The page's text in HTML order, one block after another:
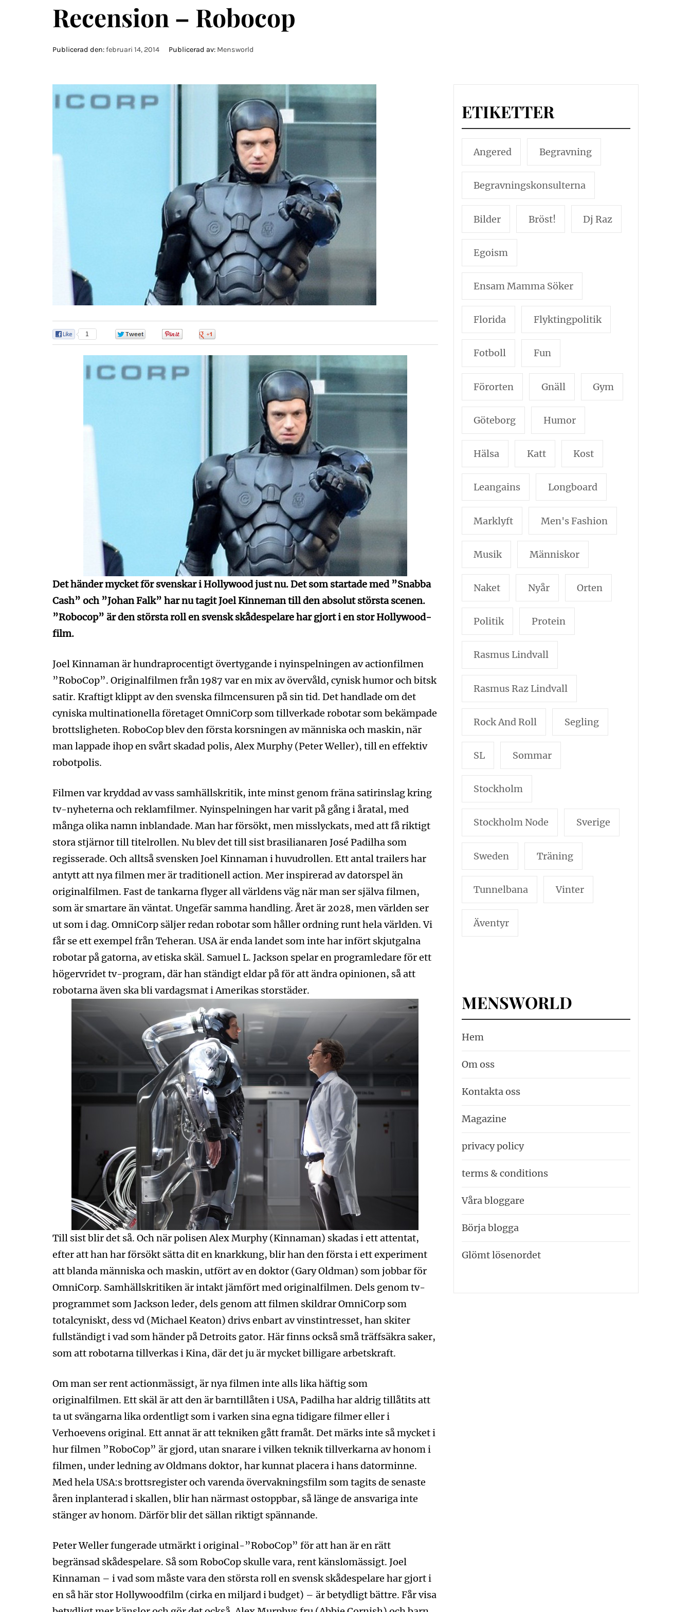
Recension – Robocop
Publicerad den:februari 14, 2014 Publicerad av: Mensworld
1
Det händer mycket för svenskar i Hollywood just nu. Det som startade med ”Snabba
Cash” och ”Johan Falk” har nu tagit Joel Kinneman till den absolut största scenen.
”Robocop” är den största roll en svensk skådespelare har gjort i en stor Hollywood-
film.
Joel Kinnaman är hundraprocentigt övertygande i nyinspelningen av actionfilmen
”RoboCop”. Originalfilmen från 1987 var en mix av övervåld, cynisk humor och bitsk
satir. Kraftigt klippt av den svenska filmcensuren på sin tid. Det handlade om det
cyniska multinationella företaget OmniCorp som tillverkade robotar som bekämpade
brottsligheten. RoboCop blev den första korsningen av människa och maskin, när
man lappade ihop en svårt skadad polis, Alex Murphy (Peter Weller), till en effektiv
robotpolis.
Filmen var kryddad av vass samhällskritik, inte minst genom fräna satirinslag kring
tv-nyheterna och reklamfilmer. Nyinspelningen har varit på gång i åratal, med
många olika namn inblandade. Man har försökt, men misslyckats, med att få riktigt
stora stjärnor till titelrollen. Nu blev det till sist brasilianaren José Padilha som
regisserade. Och alltså svensken Joel Kinnaman i huvudrollen. Ett antal trailers har
antytt att nya filmen mer är traditionell action. Mer inspirerad av datorspel än
originalfilmen. Fast de tankarna flyger all världens väg när man ser själva filmen,
som är smartare än väntat. Ungefär samma handling. Året är 2028, men världen ser
ut som i dag. OmniCorp säljer redan robotar som håller ordning runt hela världen. Vi
får se ett exempel från Teheran. USA är enda landet som inte har infört skjutgalna
robotar på gatorna, av etiska skäl. Samuel L. Jackson spelar en programledare för ett
högervridet tv-program, där han ständigt eldar på för att ändra opinionen, så att
robotarna även ska bli vardagsmat i Amerikas storstäder.
Till sist blir det så. Och när polisen Alex Murphy (Kinnaman) skadas i ett attentat,
efter att han har försökt sätta dit en knarkkung, blir han den första i ett experiment
att blanda människa och maskin, utfört av en doktor (Gary Oldman) som jobbar för
OmniCorp. Samhällskritiken är intakt jämfört med originalfilmen. Dels genom tv-
programmet som Jackson leder, dels genom att filmen skildrar OmniCorp som
totalcyniskt, dess vd (Michael Keaton) drivs enbart av vinstintresset, han skiter
fullständigt i vad som händer på Detroits gator. Här finns också små träffsäkra saker,
som att robotarna tillverkas i Kina, där det ju är mycket billigare arbetskraft.
Om man ser rent actionmässigt, är nya filmen inte alls lika häftig som
originalfilmen. Ett skäl är att den är barntillåten i USA, Padilha har aldrig tillåtits att
ta ut svängarna lika ordentligt som i varken sina egna tidigare filmer eller i
Verhoevens original. Ett annat är att tekniken gått framåt. Det märks inte så mycket i
hur filmen ”RoboCop” är gjord, utan snarare i vilken teknik tillverkarna av honom i
filmen, under ledning av Oldmans doktor, har kunnat placera i hans datorminne.
Med hela USA:s brottsregister och varenda övervakningsfilm som tagits de senaste
åren inplanterad i skallen, blir han närmast ostoppbar, så länge de ansvariga inte
stänger av honom. Därför blir det sällan riktigt spännande.
Peter Weller fungerade utmärkt i original-”RoboCop” för att han är en rätt
begränsad skådespelare. Så som RoboCop skulle vara, rent känslomässigt. Joel
Kinnaman – i vad som måste vara den största roll en svensk skådespelare har gjort i
en så här stor Hollywoodfilm (cirka en miljard i budget) – är betydligt bättre. Får visa
ETIKETTER
Angered Begravning
Begravningskonsulterna
Bilder Bröst! Dj Raz
Egoism
Ensam Mamma Söker
Florida Flyktingpolitik
Fotboll Fun
Förorten Gnäll Gym
Göteborg Humor
Hälsa Katt Kost
Leangains Longboard
Marklyft Men's Fashion
Musik Människor
Naket Nyår Orten
Politik Protein
Rasmus Lindvall
Rasmus Raz Lindvall
Rock And Roll Segling
SL Sommar
Stockholm
Stockholm Node Sverige
Sweden Träning
Tunnelbana Vinter
Äventyr
MENSWORLD
Hem
Om oss
Kontakta oss
Magazine
privacy policy
terms & conditions
Våra bloggare
Börja blogga
Glömt lösenordet